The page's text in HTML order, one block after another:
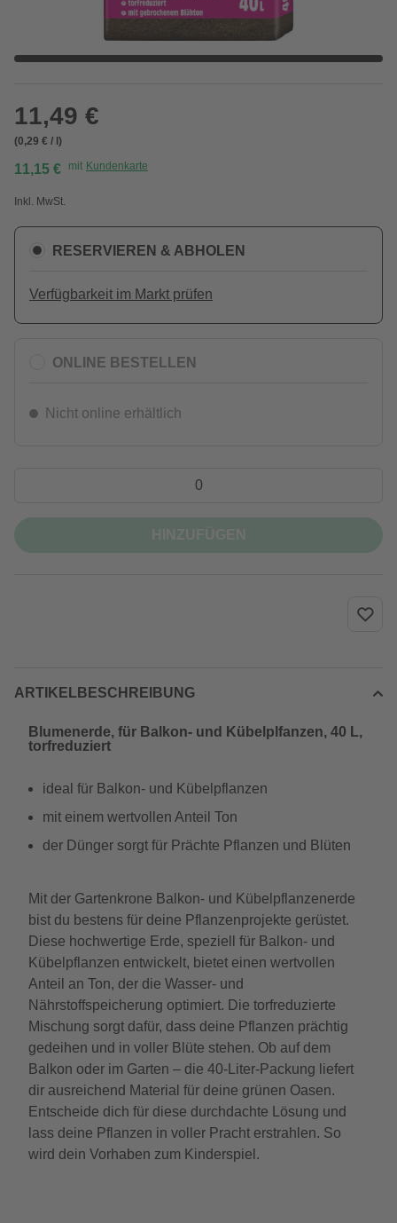
11,49 €
(0,29 € / l)
11,15 € mit Kundenkarte
Inkl. MwSt.
RESERVIEREN & ABHOLEN
Verfügbarkeit im Markt prüfen
ONLINE BESTELLEN
Nicht online erhältlich
ARTIKELBESCHREIBUNG
Blumenerde, für Balkon- und Kübelplfanzen, 40 L,
torfreduziert
ideal für Balkon- und Kübelpflanzen
mit einem wertvollen Anteil Ton
der Dünger sorgt für Prächte Pflanzen und Blüten
Mit der Gartenkrone Balkon- und Kübelpflanzenerde
bist du bestens für deine Pflanzenprojekte gerüstet.
Diese hochwertige Erde, speziell für Balkon- und
Kübelpflanzen entwickelt, bietet einen wertvollen
Anteil an Ton, der die Wasser- und
Nährstoffspeicherung optimiert. Die torfreduzierte
Mischung sorgt dafür, dass deine Pflanzen prächtig
gedeihen und in voller Blüte stehen. Ob auf dem
Balkon oder im Garten – die 40-Liter-Packung liefert
dir ausreichend Material für deine grünen Oasen.
Entscheide dich für diese durchdachte Lösung und
lass deine Pflanzen in voller Pracht erstrahlen. So
wird dein Vorhaben zum Kinderspiel.